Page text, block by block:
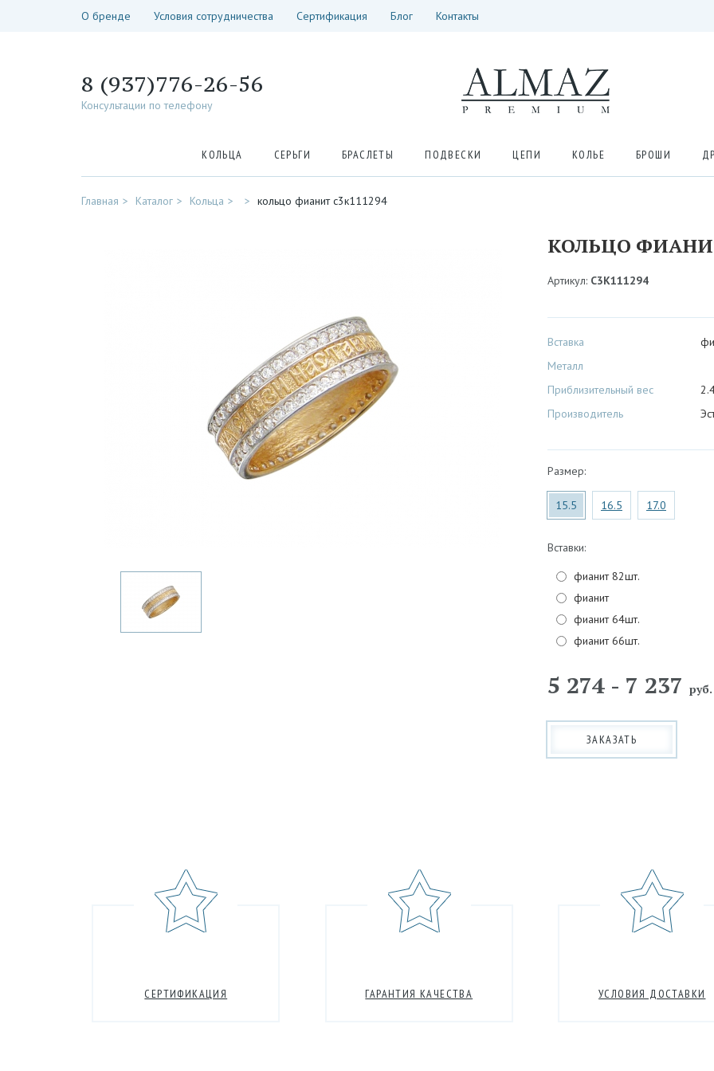
О бренде Условия сотрудничества Сертификация Блог Контакты
8 (937)776-26-56
Консультации по телефону
КОЛЬЦА СЕРЬГИ БРАСЛЕТЫ ПОДВЕСКИ ЦЕПИ КОЛЬЕ БРОШИ
Главная Каталог Кольца кольцо фианит с3к111294
КОЛЬЦО
Артикул: С3К111294
Вставка
Металл
Приблизительный вес
Производитель
Размер:
15.5 16.5 17.0
Вставки:
фианит 82шт.
фианит
фианит 64шт.
фианит 66шт.
5 274 - 7 237 руб.
ЗАКАЗАТЬ
СЕРТИФИКАЦИЯ ГАРАНТИЯ КАЧЕСТВА УСЛОВИЯ ДОСТАВКИ